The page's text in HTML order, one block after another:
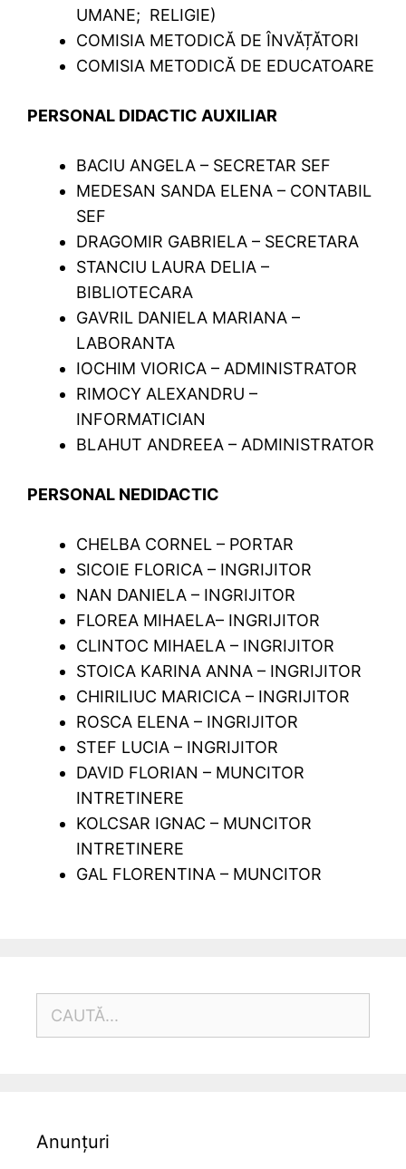
UMANE; RELIGIE)
COMISIA METODICĂ DE ÎNVĂȚĂTORI
COMISIA METODICĂ DE EDUCATOARE
PERSONAL DIDACTIC AUXILIAR
BACIU ANGELA – SECRETAR SEF
MEDESAN SANDA ELENA – CONTABIL
SEF
DRAGOMIR GABRIELA – SECRETARA
STANCIU LAURA DELIA –
BIBLIOTECARA
GAVRIL DANIELA MARIANA –
LABORANTA
IOCHIM VIORICA – ADMINISTRATOR
RIMOCY ALEXANDRU –
INFORMATICIAN
BLAHUT ANDREEA – ADMINISTRATOR
PERSONAL NEDIDACTIC
CHELBA CORNEL – PORTAR
SICOIE FLORICA – INGRIJITOR
NAN DANIELA – INGRIJITOR
FLOREA MIHAELA– INGRIJITOR
CLINTOC MIHAELA – INGRIJITOR
STOICA KARINA ANNA – INGRIJITOR
CHIRILIUC MARICICA – INGRIJITOR
ROSCA ELENA – INGRIJITOR
STEF LUCIA – INGRIJITOR
DAVID FLORIAN – MUNCITOR
INTRETINERE
KOLCSAR IGNAC – MUNCITOR
INTRETINERE
GAL FLORENTINA – MUNCITOR
Anunțuri